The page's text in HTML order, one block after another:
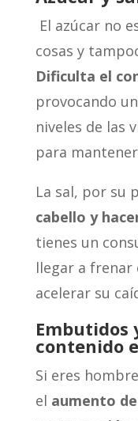
El azúcar no
cosas y
Dificulta el
provocando
niveles de las
para
La sal, por su
cabello y
tienes un
llegar a frenar
acelerar su
Embutidos
contenido
Si eres
el aumento